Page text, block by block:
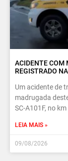
ACIDENTE COM
REGISTRADO
Um acidente de
madrugada
SC-A101F, no
LEIA MAIS »
09/08/2026